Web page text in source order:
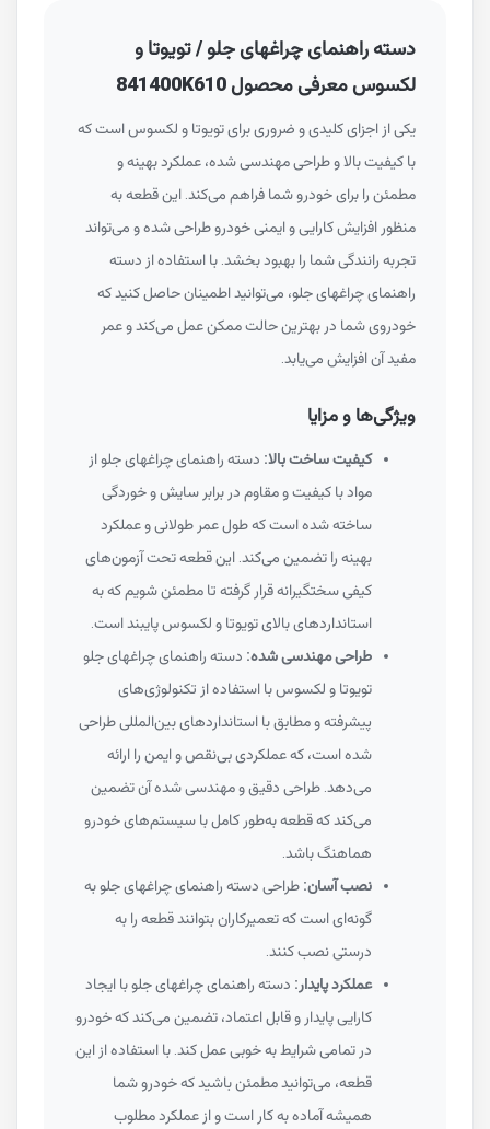
دسته راهنمای چراغهای جلو / تویوتا و
لکسوس معرفی محصول 841400K610
یکی از اجزای کلیدی و ضروری برای تویوتا و لکسوس است که
با کیفیت بالا و طراحی مهندسی شده، عملکرد بهینه و
مطمئن را برای خودرو شما فراهم می‌کند. این قطعه به
منظور افزایش کارایی و ایمنی خودرو طراحی شده و می‌تواند
تجربه رانندگی شما را بهبود بخشد. با استفاده از دسته
راهنمای چراغهای جلو، می‌توانید اطمینان حاصل کنید که
خودروی شما در بهترین حالت ممکن عمل می‌کند و عمر
مفید آن افزایش می‌یابد.
ویژگی‌ها و مزایا
کیفیت ساخت بالا:دسته راهنمای چراغهای جلو از
مواد با کیفیت و مقاوم در برابر سایش و خوردگی
ساخته شده است که طول عمر طولانی و عملکرد
بهینه را تضمین می‌کند. این قطعه تحت آزمون‌های
کیفی سختگیرانه قرار گرفته تا مطمئن شویم که به
استانداردهای بالای تویوتا و لکسوس پایبند است.
طراحی مهندسی شده:دسته راهنمای چراغهای جلو
تویوتا و لکسوس با استفاده از تکنولوژی‌های
پیشرفته و مطابق با استانداردهای بین‌المللی طراحی
شده است، که عملکردی بی‌نقص و ایمن را ارائه
می‌دهد. طراحی دقیق و مهندسی شده آن تضمین
می‌کند که قطعه به‌طور کامل با سیستم‌های خودرو
هماهنگ باشد.
نصب آسان:طراحی دسته راهنمای چراغهای جلو به
گونه‌ای است که تعمیرکاران بتوانند قطعه را به
درستی نصب کنند.
عملکرد پایدار:دسته راهنمای چراغهای جلو با ایجاد
کارایی پایدار و قابل اعتماد، تضمین می‌کند که خودرو
در تمامی شرایط به خوبی عمل کند. با استفاده از این
قطعه، می‌توانید مطمئن باشید که خودرو شما
همیشه آماده به کار است و از عملکرد مطلوب